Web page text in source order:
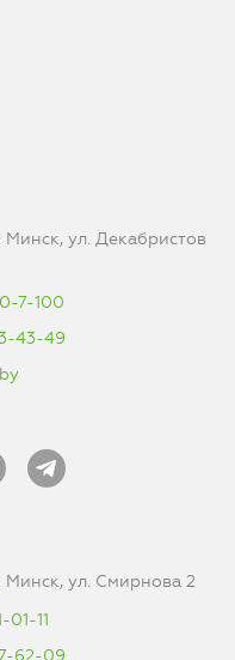
Минск, ул. Декабристов
7-100
43-49
Минск, ул. Смирнова 2
01-11
62-09